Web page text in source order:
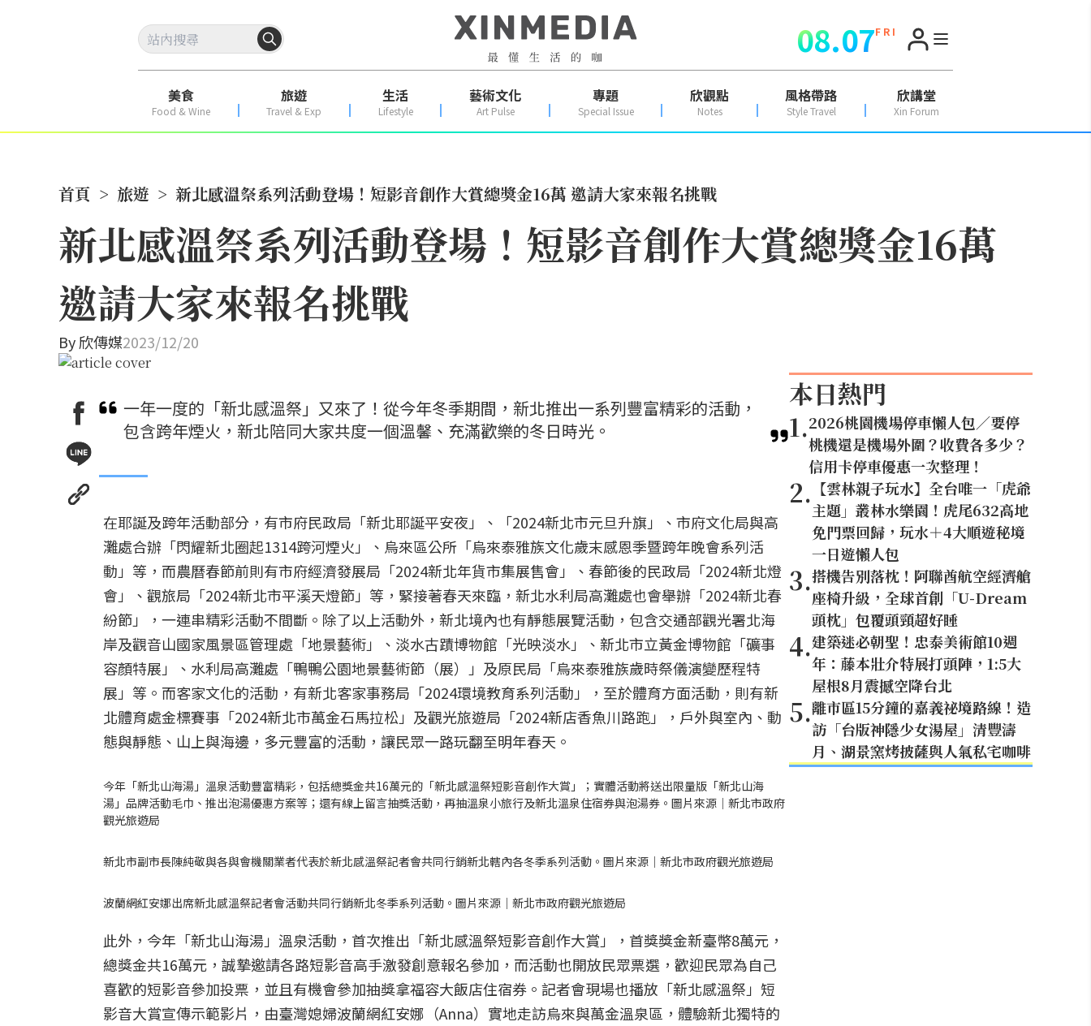
08.07F R I
美食
Food & Wine
旅遊
Travel & Exp
生活
Lifestyle
藝術文化
Art Pulse
專題
Special Issue
欣觀點
Notes
風格帶路
Style Travel
欣講堂
Xin Forum
首頁 > 旅遊 > 新北感溫祭系列活動登場！短影音創作大賞總獎金16萬 邀請大家來報名挑戰
新北感溫祭系列活動登場！短影音創作大賞總獎金16萬
邀請大家來報名挑戰
By欣傳媒2023/12/20
一年一度的「新北感溫祭」又來了！從今年冬季期間，新北推出一系列豐富精彩的活動，
包含跨年煙火，新北陪同大家共度一個溫馨、充滿歡樂的冬日時光。
在耶誕及跨年活動部分，有市府民政局「新北耶誕平安夜」、「2024新北市元旦升旗」、市府文化局與高
灘處合辦「閃耀新北圈起1314跨河煙火」、烏來區公所「烏來泰雅族文化歲末感恩季暨跨年晚會系列活
動」等，而農曆春節前則有市府經濟發展局「2024新北年貨市集展售會」、春節後的民政局「2024新北燈
會」、觀旅局「2024新北市平溪天燈節」等，緊接著春天來臨，新北水利局高灘處也會舉辦「2024新北春
紛節」，一連串精彩活動不間斷。除了以上活動外，新北境內也有靜態展覽活動，包含交通部觀光署北海
岸及觀音山國家風景區管理處「地景藝術」、淡水古蹟博物館「光映淡水」、新北市立黃金博物館「礦事
容顏特展」、水利局高灘處「鴨鴨公園地景藝術節（展）」及原民局「烏來泰雅族歲時祭儀演變歷程特
展」等。而客家文化的活動，有新北客家事務局「2024環境教育系列活動」，至於體育方面活動，則有新
北體育處金標賽事「2024新北市萬金石馬拉松」及觀光旅遊局「2024新店香魚川路跑」，戶外與室內、動
態與靜態、山上與海邊，多元豐富的活動，讓民眾一路玩翻至明年春天。
今年「新北山海湯」溫泉活動豐富精彩，包括總獎金共16萬元的「新北感溫祭短影音創作大賞」；實體活動將送出限量版「新北山海
湯」品牌活動毛巾、推出泡湯優惠方案等；還有線上留言抽獎活動，再抽溫泉小旅行及新北溫泉住宿券與泡湯券。圖片來源｜新北市政府
觀光旅遊局
新北市副市長陳純敬與各與會機關業者代表於新北感溫祭記者會共同行銷新北轄內各冬季系列活動。圖片來源｜新北市政府觀光旅遊局
波蘭網紅安娜出席新北感溫祭記者會活動共同行銷新北冬季系列活動。圖片來源｜新北市政府觀光旅遊局
此外，今年「新北山海湯」溫泉活動，首次推出「新北感溫祭短影音創作大賞」，首獎獎金新臺幣8萬元，
總獎金共16萬元，誠摯邀請各路短影音高手激發創意報名參加，而活動也開放民眾票選，歡迎民眾為自己
喜歡的短影音參加投票，並且有機會參加抽獎拿福容大飯店住宿券。記者會現場也播放「新北感溫祭」短
影音大賞宣傳示範影片，由臺灣媳婦波蘭網紅安娜（Anna）實地走訪烏來與萬金溫泉區，體驗新北獨特的
本日熱門
1.2026桃園機場停車懶人包／要停
桃機還是機場外圍？收費各多少？
信用卡停車優惠一次整理！
2. 【雲林親子玩水】全台唯一「虎爺
主題」叢林水樂園！虎尾632高地
免門票回歸，玩水＋4大順遊秘境
一日遊懶人包
3.搭機告別落枕！阿聯酋航空經濟艙
座椅升級，全球首創「U-Dream
頭枕」包覆頭頸超好睡
4.建築迷必朝聖！忠泰美術館10週
年：藤本壯介特展打頭陣，1:5大
屋根8月震撼空降台北
5.離市區15分鐘的嘉義祕境路線！造
訪「台版神隱少女湯屋」清豐濤
月、湖景窯烤披薩與人氣私宅咖啡